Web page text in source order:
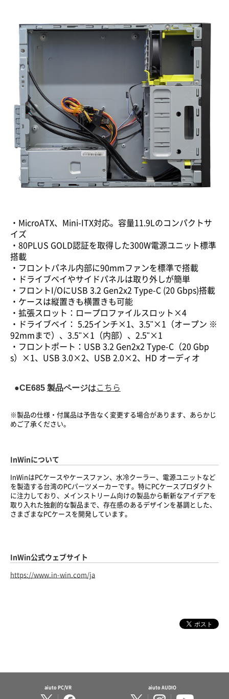
・MicroATX、Mini-ITX対応。容量11.9Lのコンパクトサ
イズ
・80PLUS GOLD認証を取得した300W電源ユニット標準
搭載
・フロントパネル内部に90mmファンを標準で搭載
・ドライブベイやサイドパネルは取り外しが簡単
・フロントI/OにUSB 3.2 Gen2x2 Type-C (20 Gbps)搭載
・ケースは縦置きも横置きも可能
・拡張スロット：ロープロファイルスロット×4
・ドライブベイ： 5.25インチ×1、3.5"×1（オープン ※
92mmまで）、3.5"×1（内部）、2.5"×1
・フロントポート：USB 3.2 Gen2x2 Type-C（20 Gbp
s）×1、USB 3.0×2、USB 2.0×2、HD オーディオ
●CE685 製品ページはこちら
※製品の仕様・付属品は予告なく変更する場合があります、あらかじ
めご了承ください。
InWinについて
InWinはPCケースやケースファン、水冷クーラー、電源ユニットなど
を製造する台湾のPCパーツメーカーです。特にPCケースプロダクト
に注力しており、メインストリーム向けの製品から斬新なアイデアを
取り入れた独創的な製品まで、存在感のあるデザインを基調とした、
さまざまなPCケースを開発しています。
InWin公式ウェブサイト
https://www.in-win.com/ja
aiuto PC/VR aiuto AUDIO